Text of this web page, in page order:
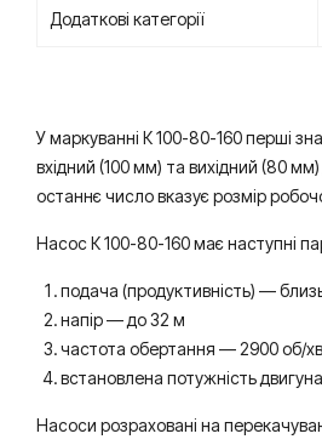
Додаткові категорії
У маркуванні К 100-80-160 перші
вхідний (100 мм) та вихідний (80
останнє число вказує розмір
Насос К 100-80-160 має наступні
подача (продуктивність) —
напір — до 32 м
частота обертання — 2900 об/хв
встановлена потужність
Насоси розраховані на